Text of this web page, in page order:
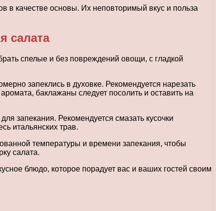
в качестве основы. Их неповторимый вкус и польза
салата
спелые и без повреждений овощи, с гладкой
запеклись в духовке. Рекомендуется нарезать
баклажаны следует посолить и оставить на
запекания. Рекомендуется смазать кусочки
итальянских трав.
температуры и времени запекания, чтобы
салата.
блюдо, которое порадует вас и ваших гостей своим